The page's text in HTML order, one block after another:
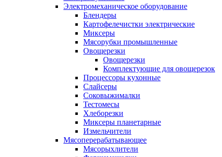
Электромеханическое оборудование
Блендеры
Картофелечистки электрические
Миксеры
Мясорубки промышленные
Овощерезки
Овощерезки
Комплектующие для овощерезок
Процессоры кухонные
Слайсеры
Соковыжималки
Тестомесы
Хлеборезки
Миксеры планетарные
Измельчители
Мясоперерабатывающее
Мясорыхлители